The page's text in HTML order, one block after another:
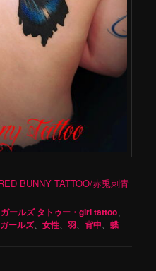
BUNNY TATTOO/赤兎刺青
ガールズ タトゥー・girl tattoo、
ガールズ、女性、羽、背中、蝶